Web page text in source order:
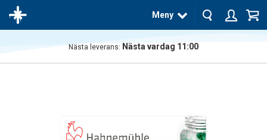
Meny
Nästa leverans: Nästa vardag 11:00